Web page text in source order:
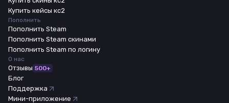
Купить кейсы кс2
Пополнить
Пополнить Steam
Пополнить Steam скинами
Пополнить Steam по логину
О нас
Отзывы 500+
Блог
Поддержка
Мини-приложение